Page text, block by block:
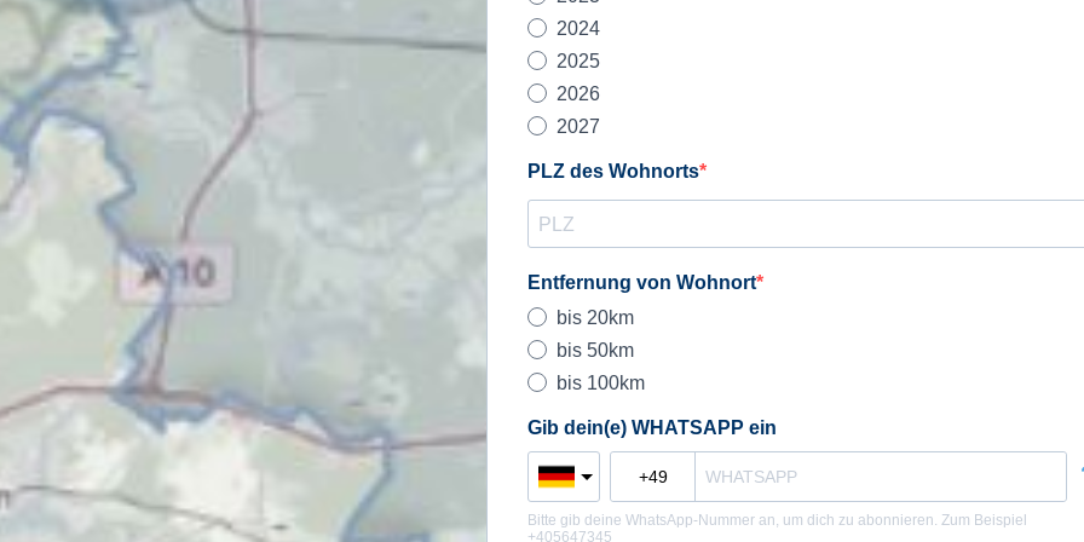
2024
2025
2026
2027
PLZ des Wohnorts
Entfernung von Wohnort
bis 20km
bis 50km
bis 100km
Gib dein(e) WHATSAPP ein
Bitte gib deine WhatsApp-Nummer an, um dich zu abonnieren. Zum Beispiel
+405647345